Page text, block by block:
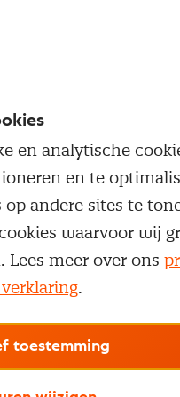
en analytische
en te
andere sites te
waarvoor wij
meer over ons
.
toestemming